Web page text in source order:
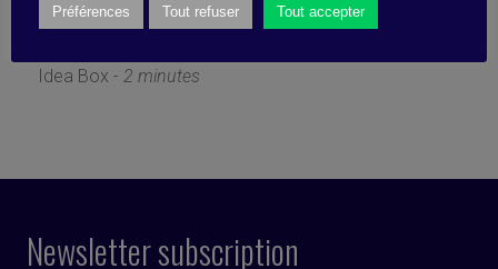
Idea Box - 2 minutes
Newsletter subscription
Préférences Tout refuser Tout accepter